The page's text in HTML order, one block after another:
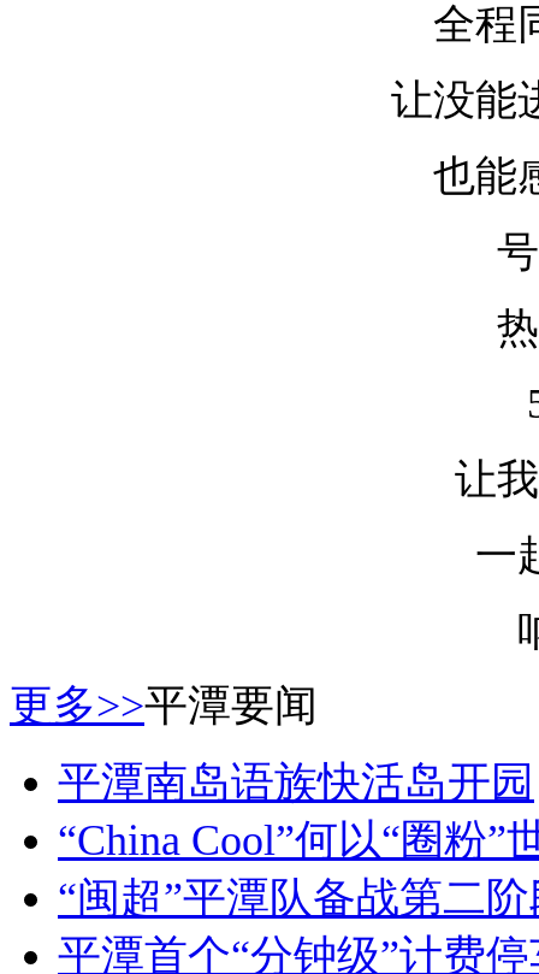
全程
让没能
也能
让
一
更多>>平潭要闻
平潭南岛语族快活岛开园
“China Cool”何以“圈粉”
“闽超”平潭队备战第二
平潭首个“分钟级”计费